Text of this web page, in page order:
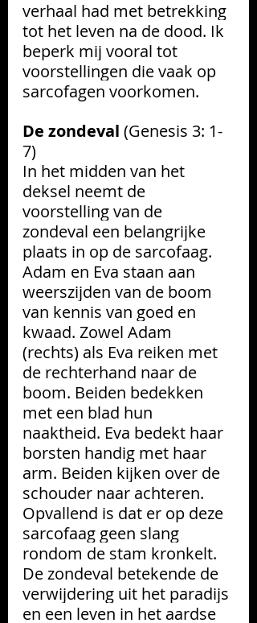
verhaal had met betrekking
tot het leven na de dood. Ik
beperk mij vooral tot
voorstellingen die vaak op
sarcofagen voorkomen.
De zondeval (Genesis 3: 1-
7)
In het midden van het
deksel neemt de
voorstelling van de
zondeval een belangrijke
plaats in op de sarcofaag.
Adam en Eva staan aan
weerszijden van de boom
van kennis van goed en
kwaad. Zowel Adam
(rechts) als Eva reiken met
de rechterhand naar de
boom. Beiden bedekken
met een blad hun
naaktheid. Eva bedekt haar
borsten handig met haar
arm. Beiden kijken over de
schouder naar achteren.
Opvallend is dat er op deze
sarcofaag geen slang
rondom de stam kronkelt.
De zondeval betekende de
verwijdering uit het paradijs
en een leven in het aardse